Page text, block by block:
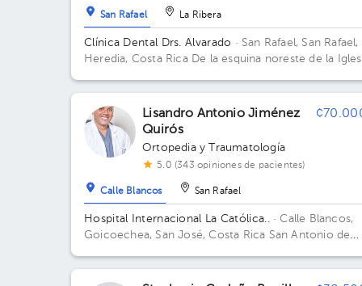
San Rafael La Ribera
Clínica Dental Drs. Alvarado · San Rafael, San Rafael,
Heredia, Costa Rica De la esquina noreste de la
Lisandro Antonio Jiménez
Quirós
Ortopedia y Traumatología
5.0 (343 opiniones de pacientes)
Calle Blancos San Rafael
Hospital Internacional La Católica..· Calle Blancos,
Goicoechea, San José, Costa Rica San Antonio de
Justicia. Edificio Sector Occidente. Consultorio 124.